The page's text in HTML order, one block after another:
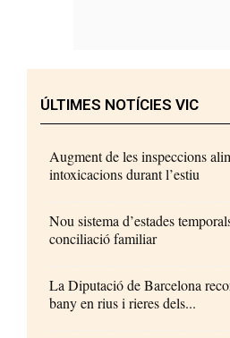
ÚLTIMES NOTÍCIES VIC
Augment de les inspeccions
intoxicacions durant l’estiu
Nou sistema d’estades
conciliació familiar
La Diputació de Barcelona
bany en rius i rieres dels...